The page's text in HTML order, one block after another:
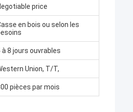
price
en bois ou selon les
à 8 jours ouvrables
Union, T/T,
pièces par mois